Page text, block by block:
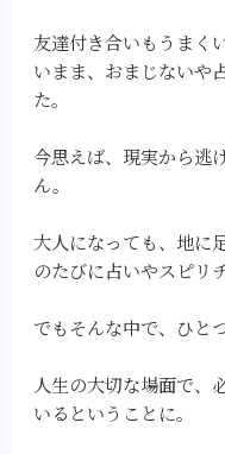
友達付き合いもうまく
いまま、おまじないや
た。
今思えば、現実から逃
ん。
大人になっても、地に
のたびに占いやスピリ
でもそんな中で、ひと
人生の大切な場面で、
いるということに。